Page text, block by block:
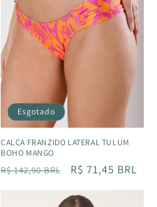
Esgotado
CALÇA FRANZIDO LATERAL TULUM
BOHO MANGO
Preço
R$ 142,90 BRL
Preço
R$ 71,45 BRL